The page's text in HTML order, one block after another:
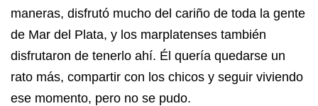
maneras, disfrutó mucho del cariño de toda la gente
de Mar del Plata, y los marplatenses también
disfrutaron de tenerlo ahí. Él quería quedarse un
rato más, compartir con los chicos y seguir viviendo
ese momento, pero no se pudo.